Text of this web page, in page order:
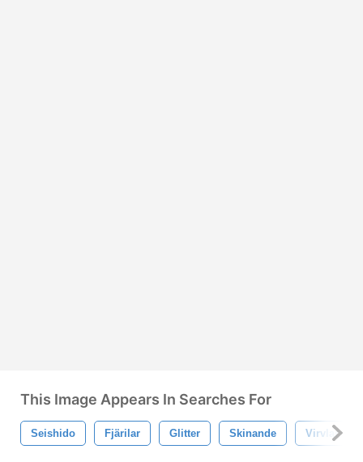
This Image Appears In Searches For
Seishido Fjärilar Glitter Skinande Virvlar